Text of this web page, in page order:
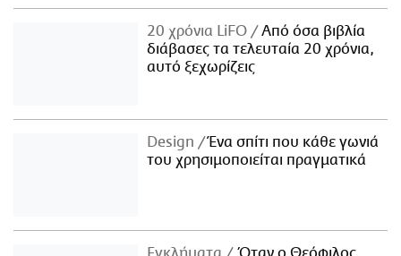
20 χρόνια LiFO
Από όσα βιβλία
διάβασες τα τελευταία 20 χρόνια,
αυτό ξεχωρίζεις
Design
Ένα σπίτι που κάθε γωνιά
του χρησιμοποιείται πραγματικά